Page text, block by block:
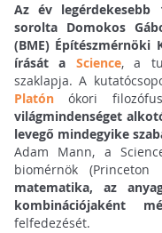
Az év legérdekesebb
sorolta Domokos
(BME) Építészmérnöki
írását a Science, a
szaklapja. A
Platónókori
világmindenséget
levegő mindegyike
Adam Mann, a
biomérnök
matematika, az
kombinációjaként
felfedezését.